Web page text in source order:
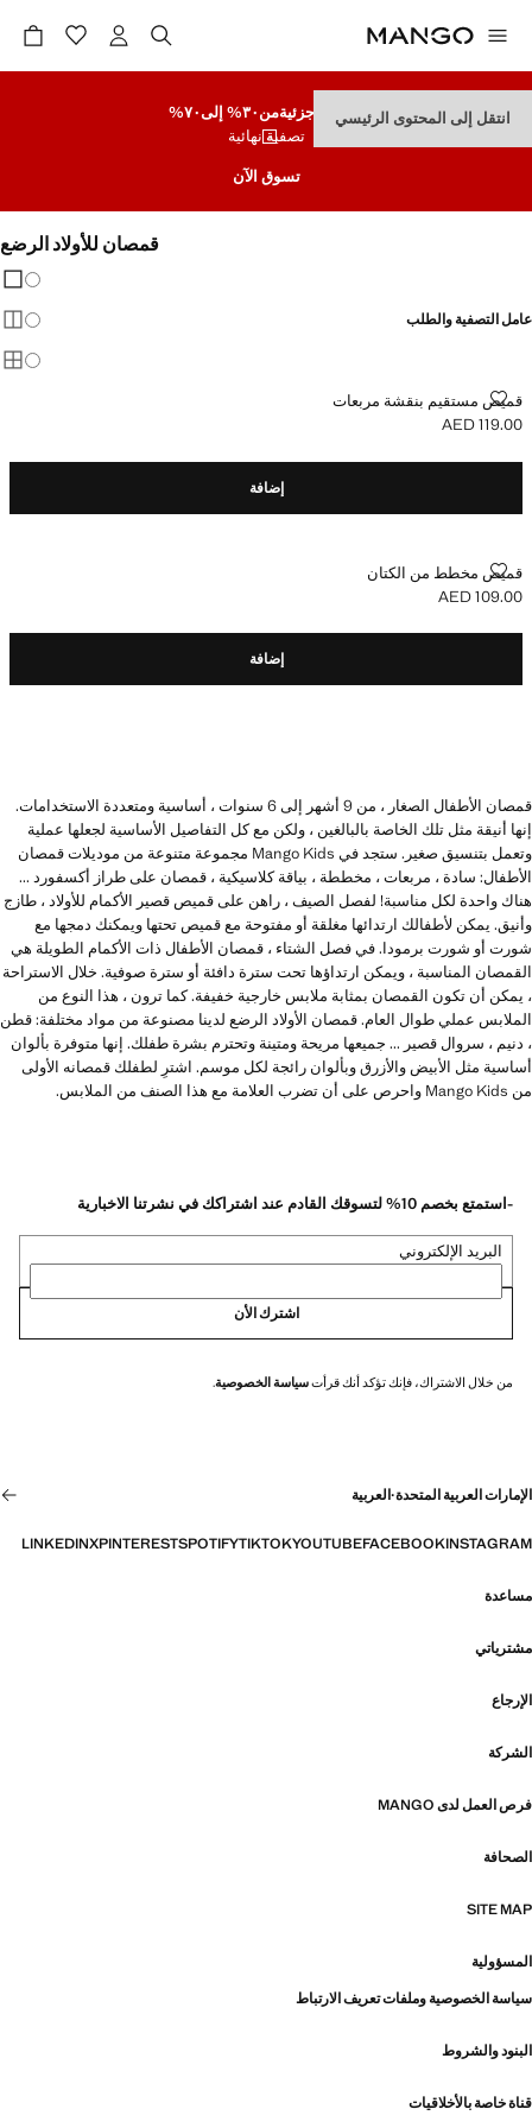
انتقل إلى المحتوى الرئيسيتنزيلات جزئيةمن٣٠% إلى٧٠%
تصفية نهائية
تسوق الآن
قمصان للأولاد الرضع
عامل التصفية والطلب
قميص مستقيم بنقشة مربعات
قميص مستقيم بنقشة مربعات
السعر الحالي [AED 119.00 ]
AED 119.00
إضافة
قميص مخطط من الكتان
قميص مخطط من الكتان
السعر الحالي [AED 109.00 ]
AED 109.00
إضافة
قمصان الأطفال الصغار ، من 9 أشهر إلى 6 سنوات ، أساسية ومتعددة الاستخدامات.
إنها أنيقة مثل تلك الخاصة بالبالغين ، ولكن مع كل التفاصيل الأساسية لجعلها عملية
وتعمل بتنسيق صغير. ستجد في Mango Kids مجموعة متنوعة من موديلات قمصان
الأطفال: سادة ، مربعات ، مخططة ، بياقة كلاسيكية ، قمصان على طراز أكسفورد ...
هناك واحدة لكل مناسبة! لفصل الصيف ، راهن على قميص قصير الأكمام للأولاد ، طازج
وأنيق. يمكن لأطفالك ارتدائها مغلقة أو مفتوحة مع قميص تحتها ويمكنك دمجها مع
شورت أو شورت برمودا. في فصل الشتاء ، قمصان الأطفال ذات الأكمام الطويلة هي
القمصان المناسبة ، ويمكن ارتداؤها تحت سترة دافئة أو سترة صوفية. خلال الاستراحة
، يمكن أن تكون القمصان بمثابة ملابس خارجية خفيفة. كما ترون ، هذا النوع من
الملابس عملي طوال العام. قمصان الأولاد الرضع لدينا مصنوعة من مواد مختلفة: قطن
، دنيم ، سروال قصير ... جميعها مريحة ومتينة وتحترم بشرة طفلك. إنها متوفرة بألوان
أساسية مثل الأبيض والأزرق وبألوان رائجة لكل موسم. اشترِ لطفلك قمصانه الأولى
من Mango Kids واحرص على أن تضرب العلامة مع هذا الصنف من الملابس.
-استمتع بخصم 10% لتسوقك القادم عند اشتراكك في نشرتنا الاخبارية
البريد الإلكتروني
اشترك الأن
من خلال الاشتراك، فإنك تؤكد أنك قرأتسياسة الخصوصية.
الإمارات العربية المتحدة·العربية
INSTAGRAM
FACEBOOK
YOUTUBE
TIKTOK
SPOTIFY
PINTEREST
X
LINKEDIN
مساعدة
مشترياتي
الإرجاع
الشركة
فرص العمل لدى MANGO
الصحافة
SITE MAP
المسؤولية
سياسة الخصوصية وملفات تعريف الارتباط
البنود والشروط
قناة خاصة بالأخلاقيات